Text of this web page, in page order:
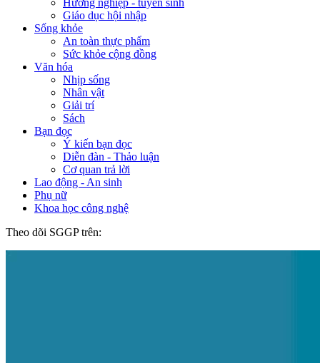
Hướng nghiệp - tuyển sinh
Giáo dục hội nhập
Sống khỏe
An toàn thực phẩm
Sức khỏe cộng đồng
Văn hóa
Nhịp sống
Nhân vật
Giải trí
Sách
Bạn đọc
Ý kiến bạn đọc
Diễn đàn - Thảo luận
Cơ quan trả lời
Lao động - An sinh
Phụ nữ
Khoa học công nghệ
Theo dõi SGGP trên: